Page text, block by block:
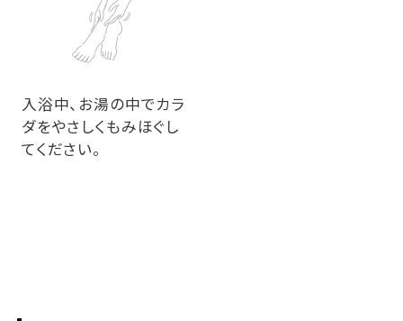
入浴中、お湯の中でカラ
ダをやさしくもみほぐし
てください。